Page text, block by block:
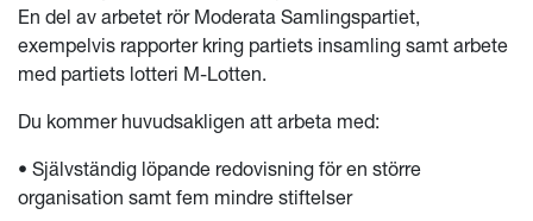
En del av arbetet rör Moderata Samlingspartiet,
exempelvis rapporter kring partiets insamling samt arbete
med partiets lotteri M-Lotten.
Du kommer huvudsakligen att arbeta med:
• Självständig löpande redovisning för en större
organisation samt fem mindre stiftelser